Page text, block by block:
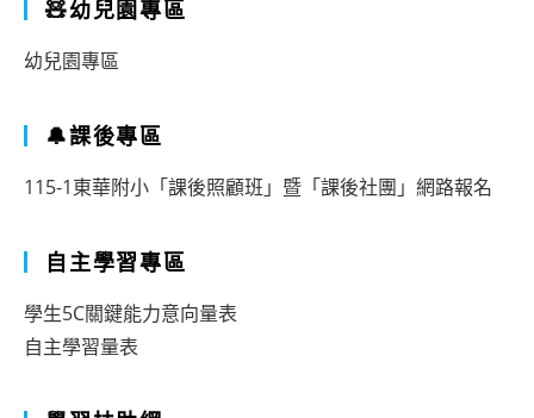
🧸幼兒園專區
幼兒園專區
🔔課後專區
115-1東華附小「課後照顧班」暨「課後社團」網路報名
自主學習專區
學生5C關鍵能力意向量表
自主學習量表